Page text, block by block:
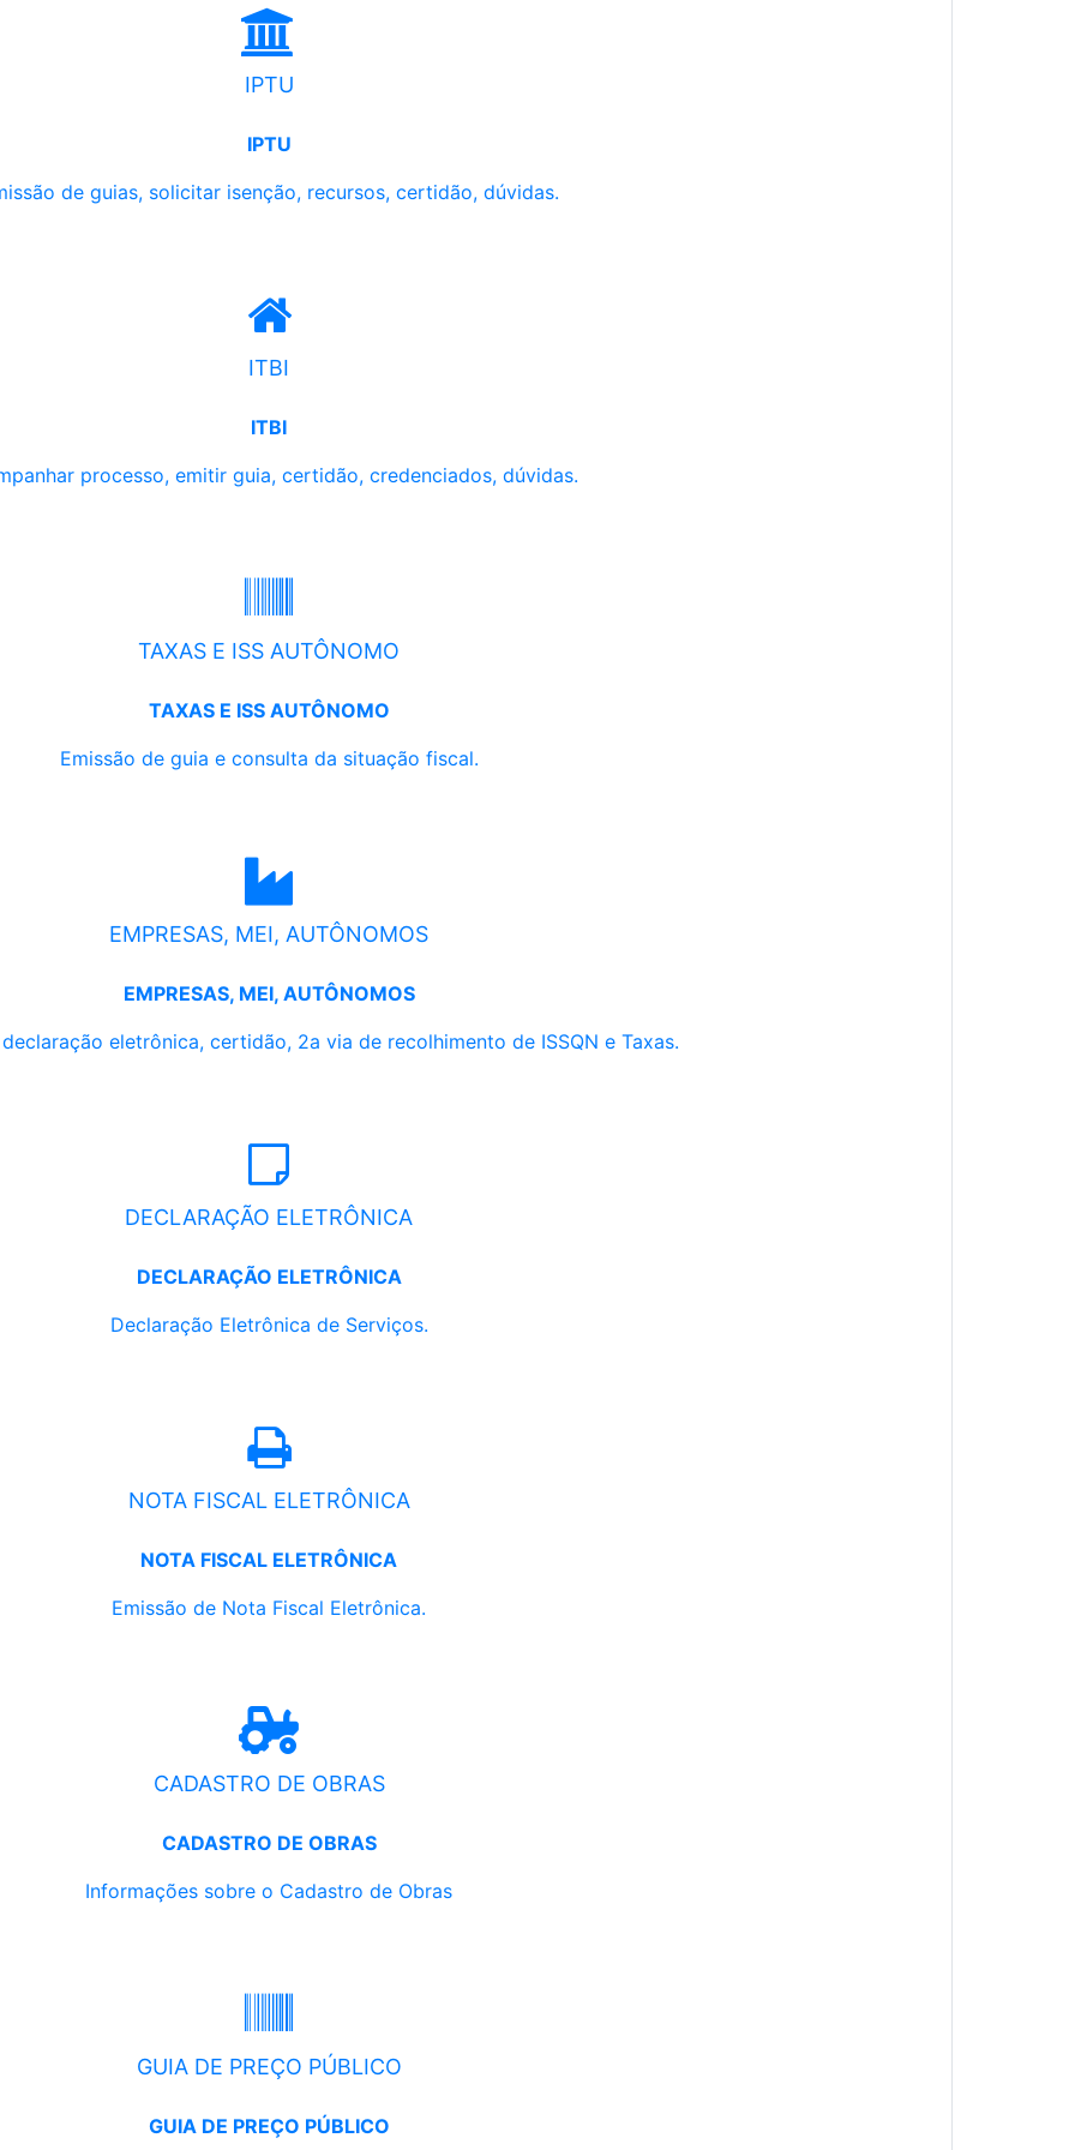
IPTU
IPTU
de guias, solicitar isenção, recursos, certidão, dúvidas.
ITBI
ITBI
processo, emitir guia, certidão, credenciados, dúvidas.
TAXAS E ISS AUTÔNOMO
TAXAS E ISS AUTÔNOMO
Emissão de guia e consulta da situação fiscal.
EMPRESAS, MEI, AUTÔNOMOS
EMPRESAS, MEI, AUTÔNOMOS
eletrônica, certidão, 2a via de recolhimento de ISSQN e Taxas.
DECLARAÇÃO ELETRÔNICA
DECLARAÇÃO ELETRÔNICA
Declaração Eletrônica de Serviços.
NOTA FISCAL ELETRÔNICA
NOTA FISCAL ELETRÔNICA
Emissão de Nota Fiscal Eletrônica.
CADASTRO DE OBRAS
CADASTRO DE OBRAS
Informações sobre o Cadastro de Obras
GUIA DE PREÇO PÚBLICO
GUIA DE PREÇO PÚBLICO